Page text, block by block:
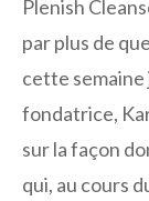
Plenish
par plus de
cette semaine
fondatrice,
sur la façon
qui, au cours